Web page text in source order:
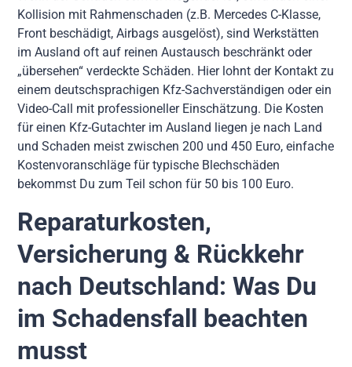
Kollision mit Rahmenschaden (z.B. Mercedes C-Klasse,
Front beschädigt, Airbags ausgelöst), sind Werkstätten
im Ausland oft auf reinen Austausch beschränkt oder
„übersehen“ verdeckte Schäden. Hier lohnt der Kontakt zu
einem deutschsprachigen Kfz-Sachverständigen oder ein
Video-Call mit professioneller Einschätzung. Die Kosten
für einen Kfz-Gutachter im Ausland liegen je nach Land
und Schaden meist zwischen 200 und 450 Euro, einfache
Kostenvoranschläge für typische Blechschäden
bekommst Du zum Teil schon für 50 bis 100 Euro.
Reparaturkosten,
Versicherung & Rückkehr
nach Deutschland: Was Du
im Schadensfall beachten
musst